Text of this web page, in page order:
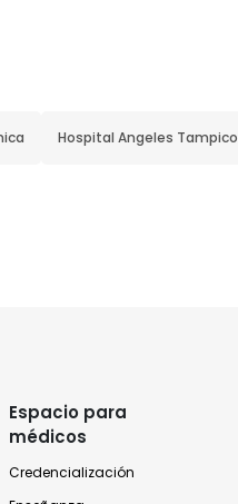
Hospital Angeles Tampico
Espacio para
médicos
Credencialización